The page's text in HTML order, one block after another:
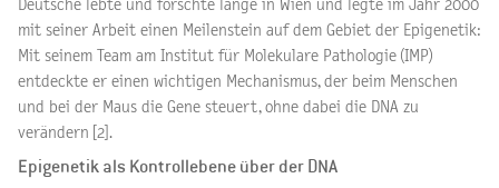
Deutsche lebte und forschte lange in Wien und legte im Jahr 2000
mit seiner Arbeit einen Meilenstein auf dem Gebiet der Epigenetik:
Mit seinem Team am Institut für Molekulare Pathologie (IMP)
entdeckte er einen wichtigen Mechanismus, der beim Menschen
und bei der Maus die Gene steuert, ohne dabei die DNA zu
verändern [2].
Epigenetik als Kontrollebene über der DNA